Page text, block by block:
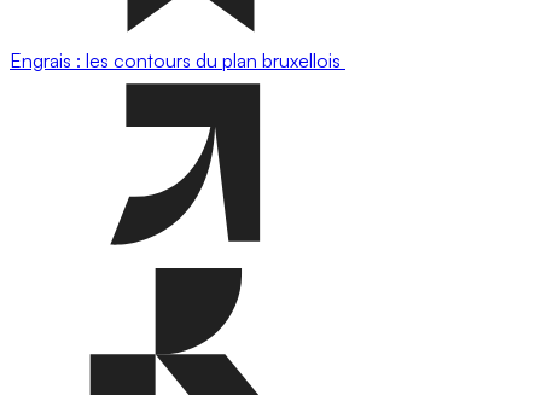
Engrais : les contours du plan bruxellois